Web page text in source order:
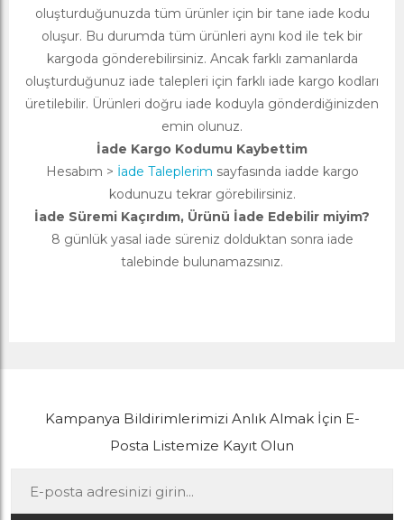
oluşturduğunuzda tüm ürünler için bir tane iade kodu
oluşur. Bu durumda tüm ürünleri aynı kod ile tek bir
kargoda gönderebilirsiniz. Ancak farklı zamanlarda
oluşturduğunuz iade talepleri için farklı iade kargo kodları
üretilebilir. Ürünleri doğru iade koduyla gönderdiğinizden
emin olunuz.
İade Kargo Kodumu Kaybettim
Hesabım > İade Taleplerim sayfasında iadde kargo
kodunuzu tekrar görebilirsiniz.
İade Süremi Kaçırdım, Ürünü İade Edebilir miyim?
8 günlük yasal iade süreniz dolduktan sonra iade
talebinde bulunamazsınız.
Kampanya Bildirimlerimizi Anlık Almak İçin E-
Posta Listemize Kayıt Olun